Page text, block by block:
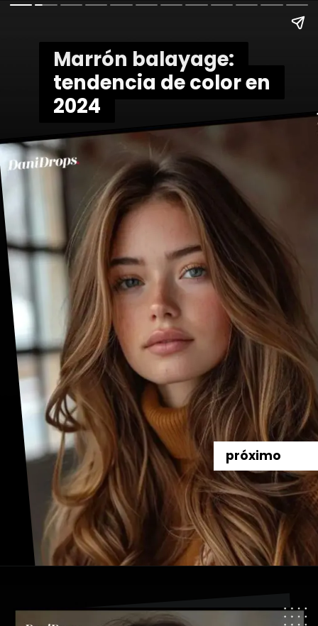
Marrón balayage:
tendencia de color en
2024
Marrón balayage:
tendencia de color en
2024
próximo